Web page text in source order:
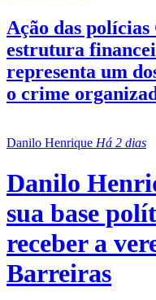
Ação das
estrutura
representa um
o crime
Danilo Henrique Há 2 dias
Danilo
sua base
receber a
Barreiras